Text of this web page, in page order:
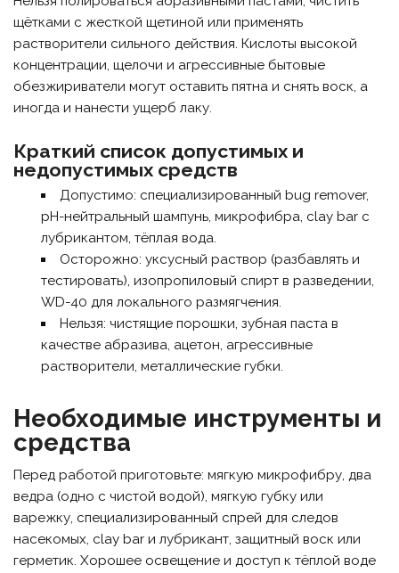
щётками с жесткой щетиной или применять
растворители сильного действия. Кислоты высокой
концентрации, щелочи и агрессивные бытовые
обезжириватели могут оставить пятна и снять воск, а
иногда и нанести ущерб лаку.
Краткий список допустимых и
недопустимых средств
Допустимо: специализированный bug remover,
pH-нейтральный шампунь, микрофибра, clay bar с
лубрикантом, тёплая вода.
Осторожно: уксусный раствор (разбавлять и
тестировать), изопропиловый спирт в разведении,
WD-40 для локального размягчения.
Нельзя: чистящие порошки, зубная паста в
качестве абразива, ацетон, агрессивные
растворители, металлические губки.
Необходимые инструменты и
средства
Перед работой приготовьте: мягкую микрофибру, два
ведра (одно с чистой водой), мягкую губку или
варежку, специализированный спрей для следов
насекомых, clay bar и лубрикант, защитный воск или
герметик. Хорошее освещение и доступ к тёплой воде